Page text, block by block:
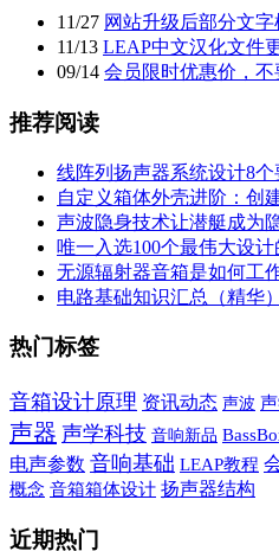
11/27 网站升级后部分文
11/13 LEAP中文汉化文件
09/14 会员限时优惠价，不
推荐阅读
线阵列扬声器系统设计8个
自定义箱体外壳进阶：创
声波隐身技术让潜艇成为
唯一入选100个最伟大设
无源辐射器音箱是如何工
电路基础知识汇总（精华）
热门标签
音箱设计原理 资讯动态 声波
声器 声学科技 音响新品
电声参数 音响基础 LEAP教程
概念 音箱箱体设计 扬声器结构
近期热门